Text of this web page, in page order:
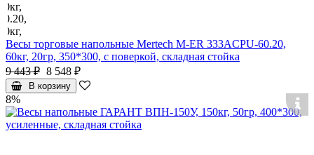
Весы торговые напольные Mertech M-ER 333ACPU-60.20,
60кг, 20гр, 350*300, с поверкой, складная стойка
9 443 ₽ 8 548 ₽
В корзину
8%